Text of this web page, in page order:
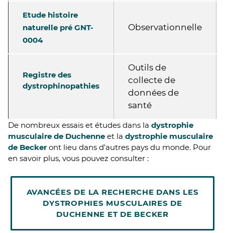
Etude histoire
naturelle pré GNT-
0004
Observationnelle
Registre des
dystrophinopathies
Outils de
collecte de
données de
santé
De nombreux essais et études dans la dystrophie
musculaire de Duchenne et la dystrophie musculaire
de Becker ont lieu dans d’autres pays du monde. Pour
en savoir plus, vous pouvez consulter :
AVANCÉES DE LA RECHERCHE DANS LES
DYSTROPHIES MUSCULAIRES DE
DUCHENNE ET DE BECKER